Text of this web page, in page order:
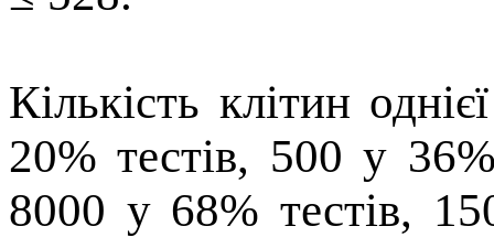
Кількість клітин
20% тестів, 500 у
8000 у 68% тестів,